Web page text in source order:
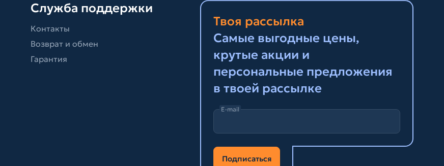
Служба поддержки
Контакты
Возврат и обмен
Гарантия
Твоя рассылка
Самые выгодные цены,
крутые акции и
персональные предложения
в твоей рассылке
E-mail
Подписаться